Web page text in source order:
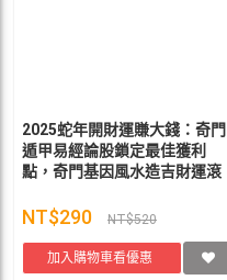
2025蛇年開財運賺大錢：奇門
遁甲易經論股鎖定最佳獲利
點，奇門基因風水造吉財運滾
開光加持「小龍年財富無限放
NT$290 NT$520
加入購物車看優惠